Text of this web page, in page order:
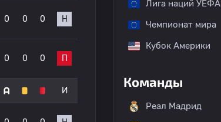
0 0 0 Н
0 0 0 П
И
Лига наций УЕФА
Чемпионат мира
Кубок Америки
Команды
Реал Мадрид